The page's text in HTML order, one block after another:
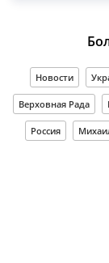
Новости
Верховная Рада
Россия